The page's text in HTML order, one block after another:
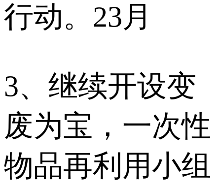
行动。23月
3、继续开设变
废为宝，一次性
物品再利用小组